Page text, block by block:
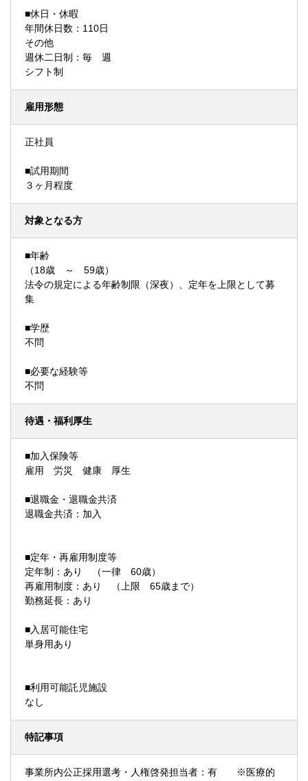
■休日・休暇
年間休日数：110日
その他
週休二日制：毎 週
シフト制
雇用形態
正社員
■試用期間
３ヶ月程度
対象となる方
■年齢
（18歳 ～ 59歳）
法令の規定による年齢制限（深夜）、定年を上限として募
集
■学歴
不問
■必要な経験等
不問
待遇・福利厚生
■加入保険等
雇用 労災 健康 厚生
■退職金・退職金共済
退職金共済：加入
■定年・再雇用制度等
定年制：あり （一律 60歳）
再雇用制度：あり （上限 65歳まで）
勤務延長：あり
■入居可能住宅
単身用あり
■利用可能託児施設
なし
特記事項
事業所内公正採用選考・人権啓発担当者：有 ※医療的